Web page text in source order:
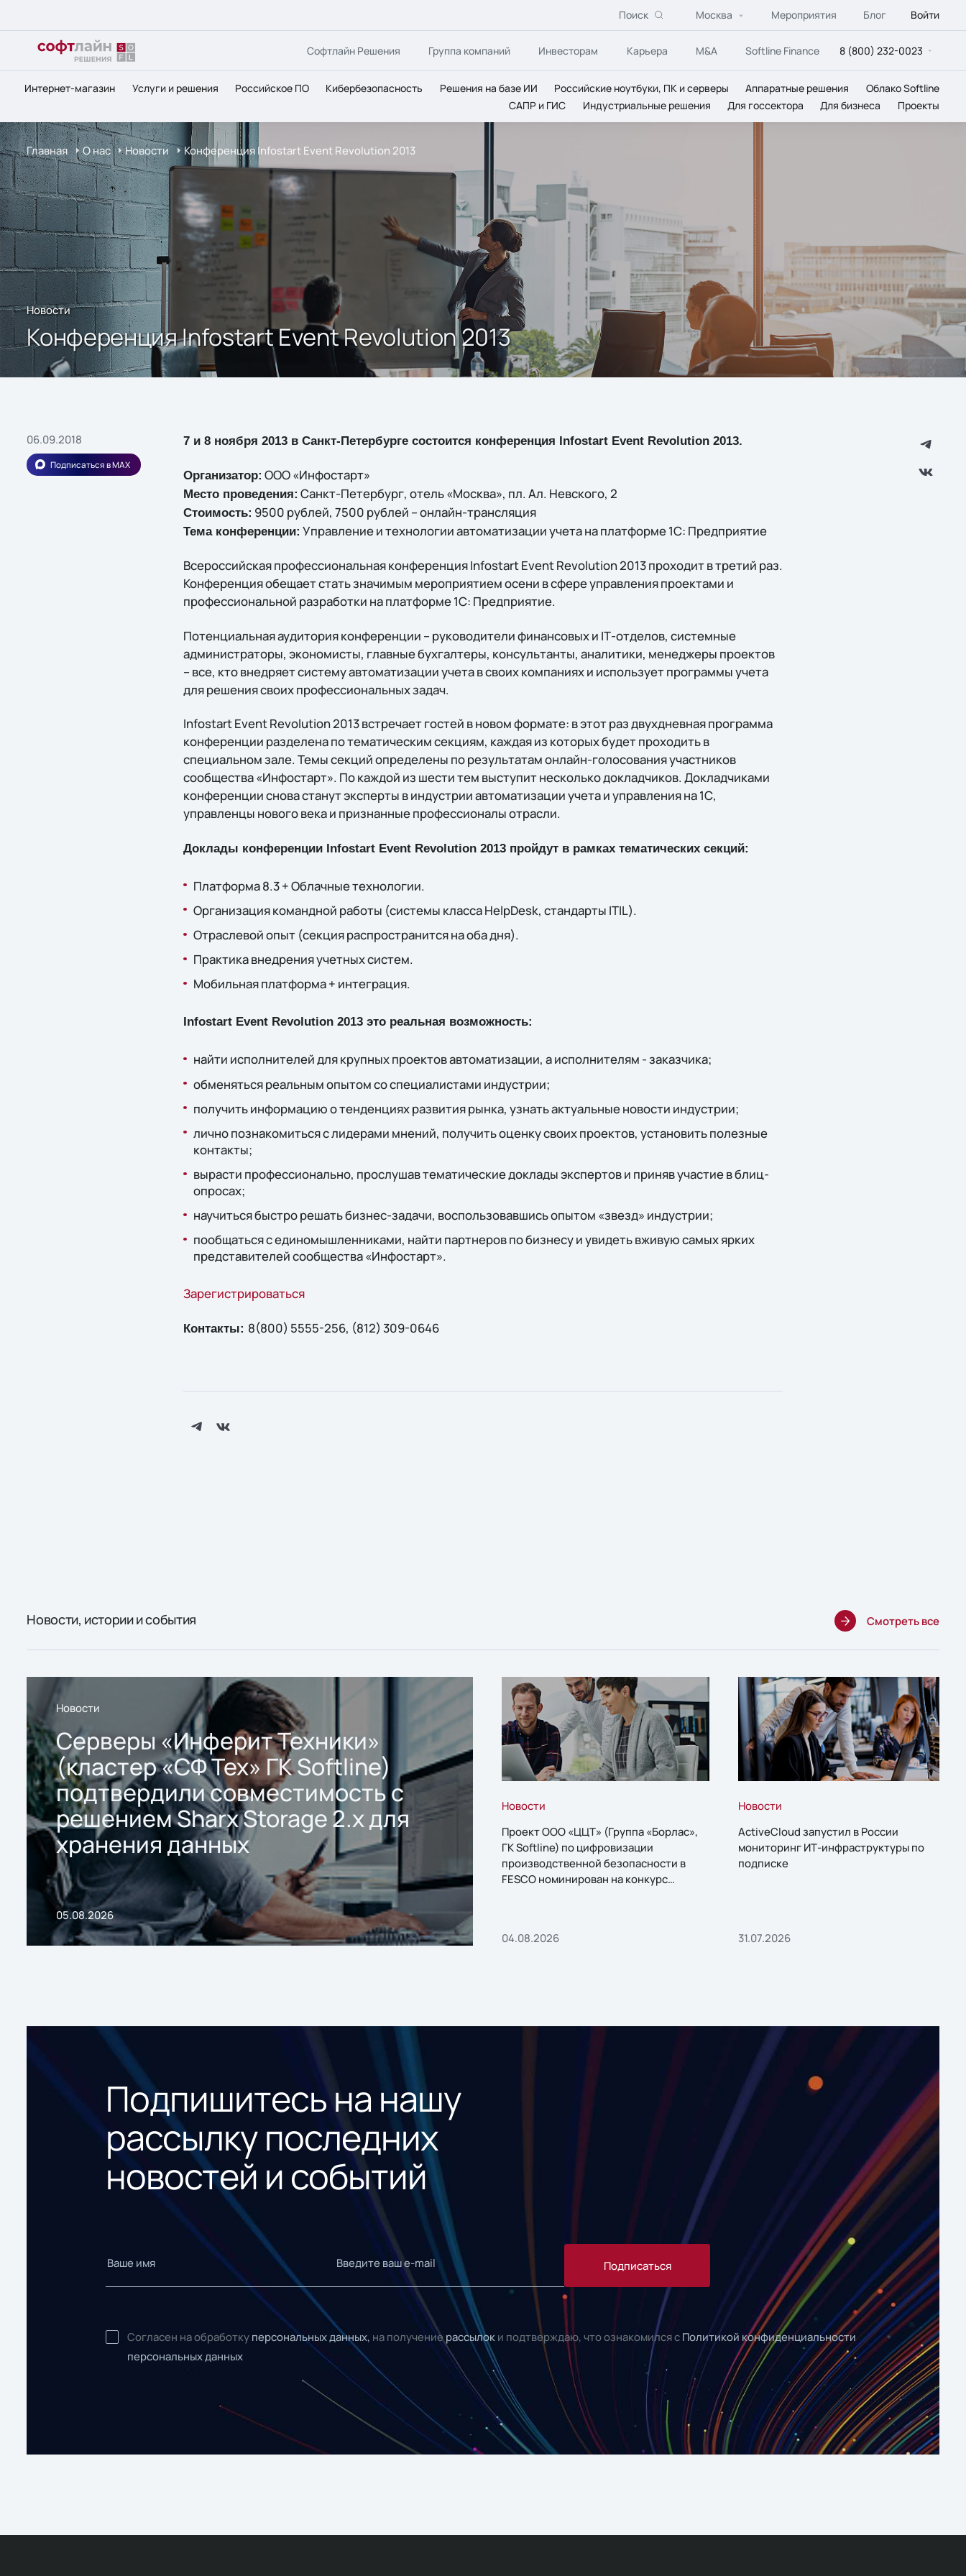
Поиск Москва Мероприятия Блог Войти
Софтлайн Решения Группа компаний Инвесторам Карьера M&A Softline Finance 8 (800) 232-0023
Интернет-магазин Услуги и решения Российское ПО Кибербезопасность Решения на базе ИИ Российские ноутбуки, ПК и серверы Аппаратные решения
Облако Softline
САПР и ГИС
Индустриальные решения Для госсектора Для бизнеса Проекты
Главная О нас Новости Конференция Infostart Event Revolution 2013
Новости
Конференция Infostart Event Revolution 2013
06.09.2018
Подписаться в MAX
7 и 8 ноября 2013 в Санкт-Петербурге состоится конференция Infostart Event Revolution 2013.
Организатор: ООО «Инфостарт»
Место проведения: Санкт-Петербург, отель «Москва», пл. Ал. Невского, 2
Стоимость: 9500 рублей, 7500 рублей – онлайн-трансляция
Тема конференции: Управление и технологии автоматизации учета на платформе 1С: Предприятие
Всероссийская профессиональная конференция Infostart Event Revolution 2013 проходит в третий раз.
Конференция обещает стать значимым мероприятием осени в сфере управления проектами и
профессиональной разработки на платформе 1С: Предприятие.
Потенциальная аудитория конференции – руководители финансовых и IТ-отделов, системные
администраторы, экономисты, главные бухгалтеры, консультанты, аналитики, менеджеры проектов
– все, кто внедряет систему автоматизации учета в своих компаниях и использует программы учета
для решения своих профессиональных задач.
Infostart Event Revolution 2013 встречает гостей в новом формате: в этот раз двухдневная программа
конференции разделена по тематическим секциям, каждая из которых будет проходить в
специальном зале. Темы секций определены по результатам онлайн-голосования участников
сообщества «Инфостарт». По каждой из шести тем выступит несколько докладчиков. Докладчиками
конференции снова станут эксперты в индустрии автоматизации учета и управления на 1С,
управленцы нового века и признанные профессионалы отрасли.
Доклады конференции Infostart Event Revolution 2013 пройдут в рамках тематических секций:
Платформа 8.3 + Облачные технологии.
Организация командной работы (системы класса HelpDesk, стандарты ITIL).
Отраслевой опыт (секция распространится на оба дня).
Практика внедрения учетных систем.
Мобильная платформа + интеграция.
Infostart Event Revolution 2013 это реальная возможность:
найти исполнителей для крупных проектов автоматизации, а исполнителям - заказчика;
обменяться реальным опытом со специалистами индустрии;
получить информацию о тенденциях развития рынка, узнать актуальные новости индустрии;
лично познакомиться с лидерами мнений, получить оценку своих проектов, установить полезные
контакты;
вырасти профессионально, прослушав тематические доклады экспертов и приняв участие в блиц-
опросах;
научиться быстро решать бизнес-задачи, воспользовавшись опытом «звезд» индустрии;
пообщаться с единомышленниками, найти партнеров по бизнесу и увидеть вживую самых ярких
представителей сообщества «Инфостарт».
Зарегистрироваться
Контакты: 8(800) 5555-256, (812) 309-0646
Новости, истории и события Смотреть все
Новости
Серверы «Инферит Техники»
(кластер «СФ Тех» ГК Softline)
подтвердили совместимость с
решением Sharx Storage 2.x для
хранения данных
05.08.2026
Новости
Проект ООО «ЦЦТ» (Группа «Борлас»,
ГК Softline) по цифровизации
производственной безопасности в
FESCO номинирован на конкурс
04.08.2026
Новости
ActiveCloud запустил в России
мониторинг ИТ-инфраструктуры по
подписке
31.07.2026
Подпишитесь на нашу
рассылку последних
новостей и событий
Подписаться
Согласен на обработку персональных данных, на получениерассылок и подтверждаю, что ознакомился с Политикой конфиденциальности
персональных данных